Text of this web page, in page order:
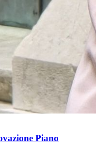
Piano